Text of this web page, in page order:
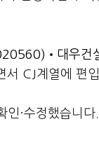
• 대우건
CJ계열에 편입
·수정했습니다.